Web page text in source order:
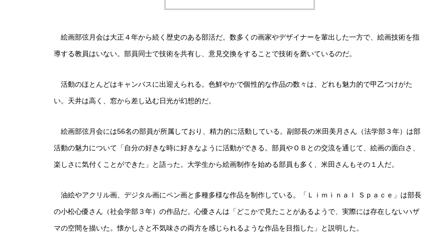
絵画部弦月会は大正４年から続く歴史のある部活だ。数多くの画家やデザイナーを輩出した一方で、絵画技術を指
導する教員はいない。部員同士で技術を共有し、意見交換をすることで技術を磨いているのだ。
活動のほとんどはキャンバスに出迎えられる。色鮮やかで個性的な作品の数々は、どれも魅力的で甲乙つけがた
い。天井は高く、窓から差し込む日光が幻想的だ。
絵画部弦月会には56名の部員が所属しており、精力的に活動している。副部長の米田美月さん（法学部３年）は部
活動の魅力について「自分の好きな時に好きなように活動ができる。部員やＯＢとの交流を通じて、絵画の面白さ、
楽しさに気付くことができた」と語った。大学生から絵画制作を始める部員も多く、米田さんもその１人だ。
油絵やアクリル画、デジタル画にペン画と多種多様な作品を制作している。「Ｌｉｍｉｎａｌ Ｓｐａｃｅ」は部長
の小松心優さん（社会学部３年）の作品だ。心優さんは「どこかで見たことがあるようで、実際には存在しないハザ
マの空間を描いた。懐かしさと不気味さの両方を感じられるような作品を目指した」と説明した。